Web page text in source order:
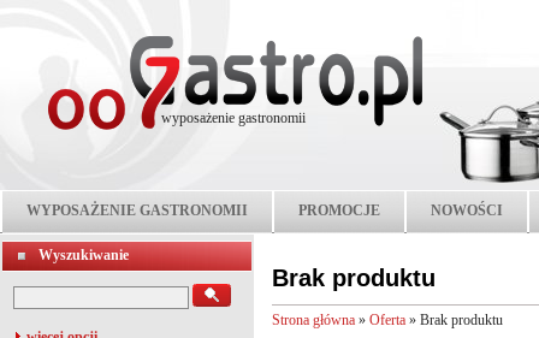
wyposażenie gastronomii
WYPOSAŻENIE GASTRONOMII PROMOCJE NOWOŚCI
Wyszukiwanie
Brak produktu
Strona główna » Oferta » Brak produktu